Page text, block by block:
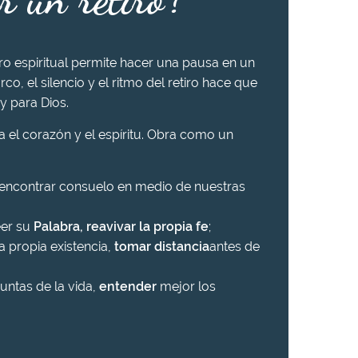
espiritual permite hacer una pausa en un
el silencio y el ritmo del retiro hace que
para Dios.
el corazón y el espíritu. Obra como un
consuelo en medio de nuestras
su Palabra, reavivar la propia fe;
propia existencia, tomar distanciaantes de
de la vida, entender mejor los